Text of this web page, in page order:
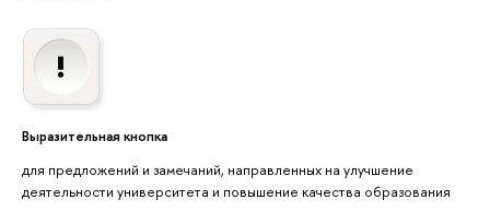
Выразительная кнопка
для предложений и замечаний, направленных на улучшение
деятельности университета и повышение качества образования